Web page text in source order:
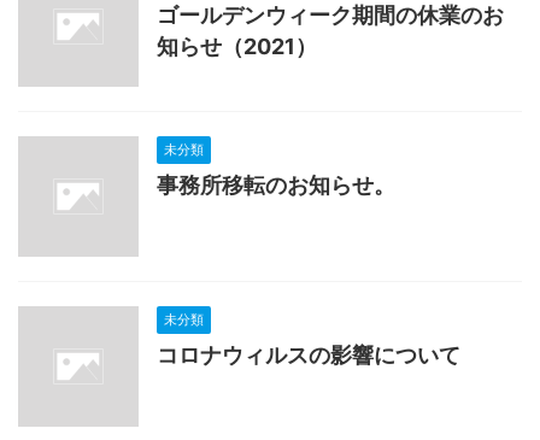
ゴールデンウィーク期間の休業のお
知らせ（2021）
未分類
事務所移転のお知らせ。
未分類
コロナウィルスの影響について